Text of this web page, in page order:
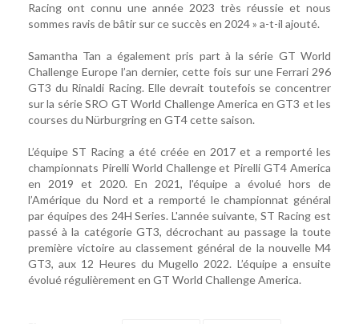
Racing ont connu une année 2023 très réussie et nous
sommes ravis de bâtir sur ce succès en 2024 » a-t-il ajouté.
Samantha Tan a également pris part à la série GT World
Challenge Europe l’an dernier, cette fois sur une Ferrari 296
GT3 du Rinaldi Racing. Elle devrait toutefois se concentrer
sur la série SRO GT World Challenge America en GT3 et les
courses du Nürburgring en GT4 cette saison.
L’équipe ST Racing a été créée en 2017 et a remporté les
championnats Pirelli World Challenge et Pirelli GT4 America
en 2019 et 2020. En 2021, l'équipe a évolué hors de
l’Amérique du Nord et a remporté le championnat général
par équipes des 24H Series. L'année suivante, ST Racing est
passé à la catégorie GT3, décrochant au passage la toute
première victoire au classement général de la nouvelle M4
GT3, aux 12 Heures du Mugello 2022. L’équipe a ensuite
évolué régulièrement en GT World Challenge America.